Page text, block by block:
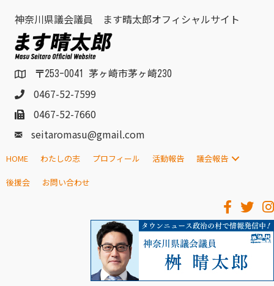
神奈川県議会議員 ます晴太郎オフィシャルサイト
〒253-0041 茅ヶ崎市茅ヶ崎230
0467-52-7599
0467-52-7660
seitaromasu@gmail.com
HOME わたしの志 プロフィール 活動報告 議会報告
後援会 お問い合わせ